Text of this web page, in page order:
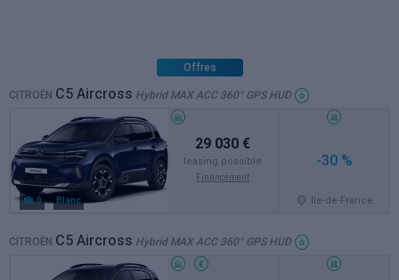
Offres
CITROËN C5 Aircross Hybrid MAX ACC 360° GPS HUD
0 Blanc
29 030 €
leasing possible
Financement
-30 %
Ile-de-France
CITROËN C5 Aircross Hybrid MAX ACC 360° GPS HUD